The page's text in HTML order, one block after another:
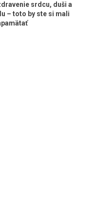
srdcu, duši a
– toto by ste si mali